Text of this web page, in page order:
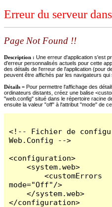
Erreur du serveur
Page Not Found !!
Description : Une erreur d'application s'est
d'erreur personnalisés actuels pour cette
des détails de l'erreur de l'application (pour
peuvent être affichés par les navigateurs
Détails = Pour permettre l'affichage des
ordinateurs distants, créez une balise
"web.config" situé dans le répertoire racine
ensuite la valeur "off" à l'attribut "mode" de
<!-- Fichier de
Web.Config -->
<configuration>
    <system.web>
        <customErrors
mode="Off"/>
    </system.web>
</configuration>